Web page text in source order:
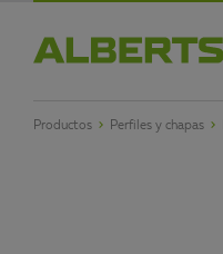
Productos Perfiles y chapas